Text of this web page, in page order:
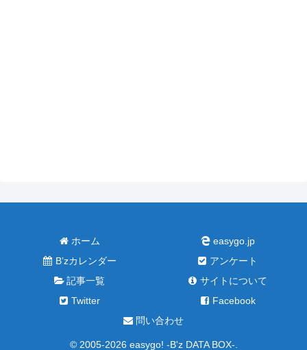
ホーム
easygo.jp
B’zカレンダー
アンケート
記事一覧
サイトについて
Twitter
Facebook
問い合わせ
© 2005-2026 easygo! -B'z DATA BOX-.